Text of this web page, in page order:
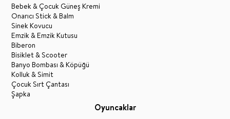
Bebek & Çocuk Güneş Kremi
Onarıcı Stick & Balm
Sinek Kovucu
Emzik & Emzik Kutusu
Biberon
Bisiklet & Scooter
Banyo Bombası & Köpüğü
Kolluk & Simit
Çocuk Sırt Çantası
Şapka
Oyuncaklar